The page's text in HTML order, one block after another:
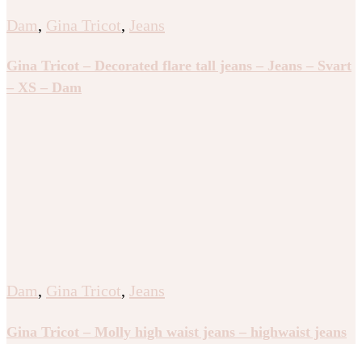
Dam, Gina Tricot, Jeans
Gina Tricot – Decorated flare tall jeans – Jeans – Svart
– XS – Dam
Dam, Gina Tricot, Jeans
Gina Tricot – Molly high waist jeans – highwaist jeans